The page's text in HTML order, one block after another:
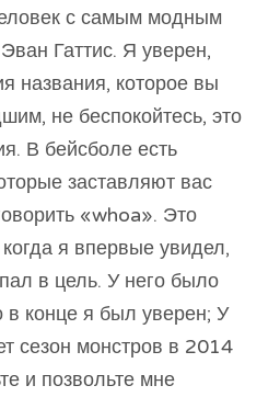
с самым модным
Гаттис. Я уверен,
названия, которое вы
не беспокойтесь, это
В бейсболе есть
заставляют вас
«whoa». Это
я впервые увидел,
в цель. У него было
в конце я был уверен; У
сезон монстров в 2014
и позвольте мне